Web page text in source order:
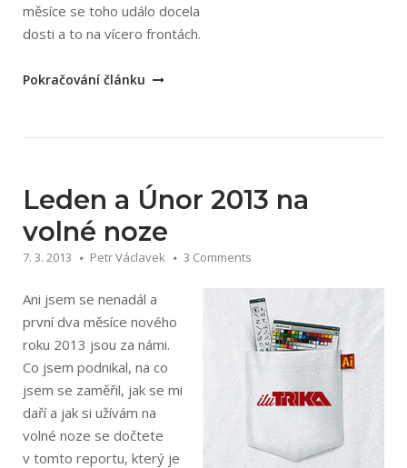
měsíce se toho událo docela
dosti a to na vícero frontách.
„Jaro
Pokračování článku
Leden a Únor 2013 na
volné noze
7. 3. 2013 Petr Václavek 3 Comments
Ani jsem se nenadál a
první dva měsíce nového
roku 2013 jsou za námi.
Co jsem podnikal, na co
jsem se zaměřil, jak se mi
daří a jak si užívám na
volné noze se dočtete
v tomto reportu, který je